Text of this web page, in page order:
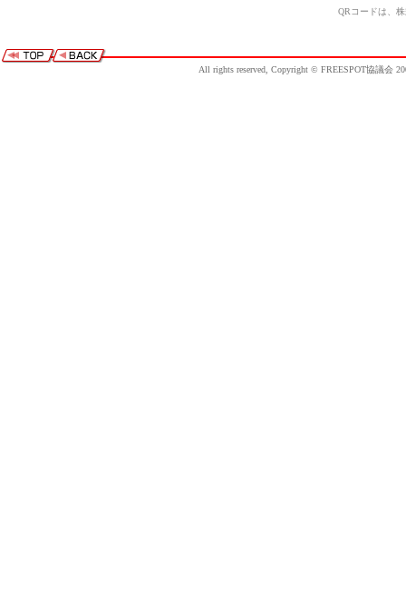
QRコードは、
All rights reserved, Copyright © FREESPOT協議会